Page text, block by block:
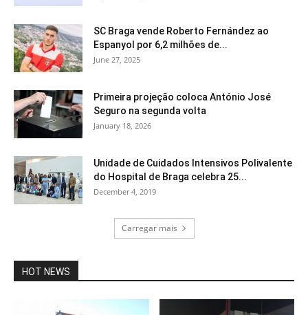
SC Braga vende Roberto Fernández ao
Espanyol por 6,2 milhões de...
June 27, 2025
Primeira projeção coloca António José
Seguro na segunda volta
January 18, 2026
Unidade de Cuidados Intensivos Polivalente
do Hospital de Braga celebra 25...
December 4, 2019
Carregar mais
HOT NEWS